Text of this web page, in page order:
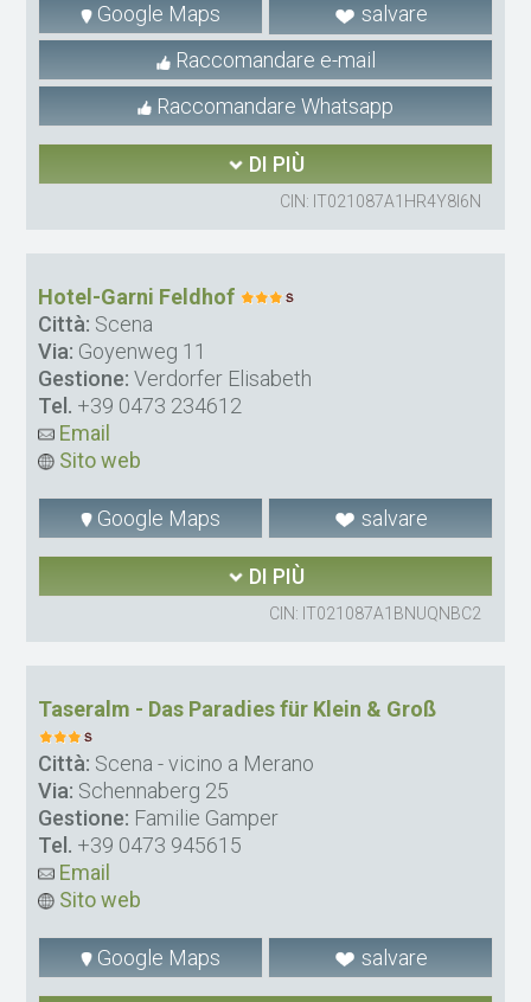
Google Maps
salvare
Raccomandare e-mail
Raccomandare Whatsapp
DI PIÙ
CIN: IT021087A1HR4Y8I6N
Hotel-Garni Feldhof
Città: Scena
Via: Goyenweg 11
Gestione: Verdorfer Elisabeth
Tel. +39 0473 234612
Email
Sito web
Google Maps salvare
DI PIÙ
CIN: IT021087A1BNUQNBC2
Taseralm - Das Paradies für Klein & Groß
Città: Scena - vicino a Merano
Via: Schennaberg 25
Gestione: Familie Gamper
Tel. +39 0473 945615
Email
Sito web
Google Maps salvare